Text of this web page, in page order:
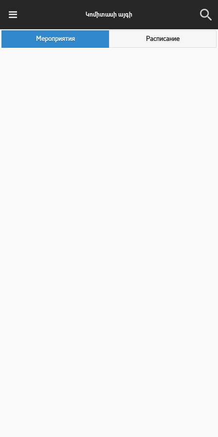
Կոմիտասի այգի
Мероприятия Расписание